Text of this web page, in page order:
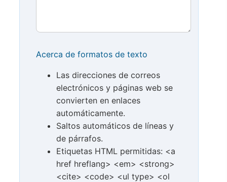
Acerca de formatos de texto
Las direcciones de correos
electrónicos y páginas web se
convierten en enlaces
automáticamente.
Saltos automáticos de líneas y
de párrafos.
Etiquetas HTML permitidas: <a
href hreflang> <em> <strong>
<cite> <code> <ul type> <ol